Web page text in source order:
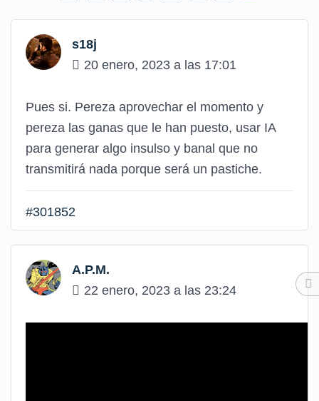
s18j
20 enero, 2023 a las 17:01
Pues si. Pereza aprovechar el momento y
pereza las ganas que le han puesto, usar IA
para generar algo insulso y banal que no
transmitirá nada porque será un pastiche.
#301852
A.P.M.
22 enero, 2023 a las 23:24